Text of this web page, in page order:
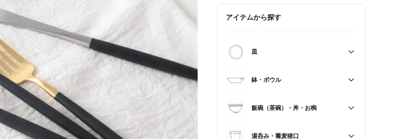
アイテムから探す
皿
すべて
取皿・中皿（15～20cm）
鉢・ボウル
すべて
飯碗（茶碗）・丼・お椀
すべて
湯呑み・蕎麦猪口